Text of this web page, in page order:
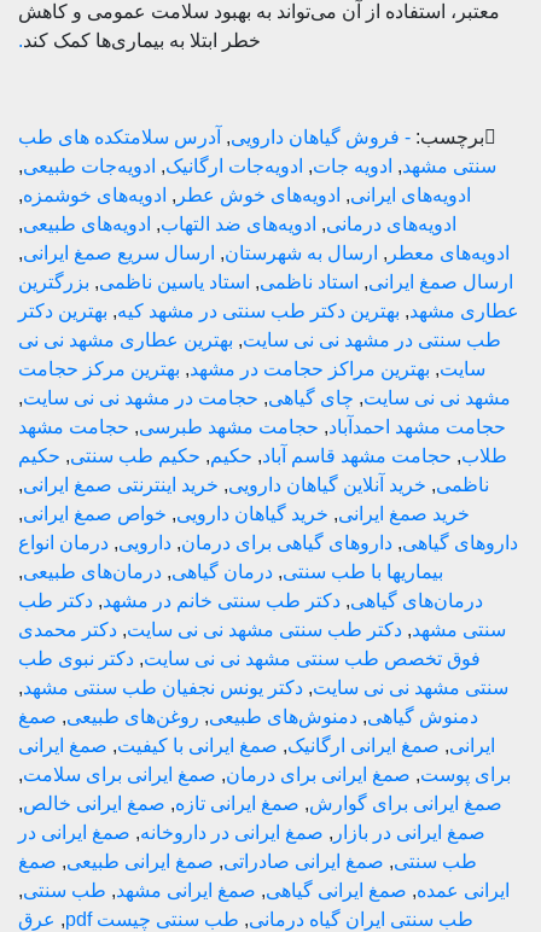
استفاده از آن می‌تواند به بهبود سلامت عمومی و کاهش
خطر ابتلا به بیماری‌ها کمک کند.
- فروش گیاهان دارویی,آدرس سلامتکده های طب
مشهد,ادویه جات ,ادویه‌جات ارگانیک,ادویه‌جات طبیعی,
ایرانی,ادویه‌های خوش عطر,ادویه‌های خوشمزه,
ادویه‌های درمانی,ادویه‌های ضد التهاب,ادویه‌های طبیعی,
معطر,ارسال به شهرستان ,ارسال سریع صمغ ایرانی,
ایرانی,استاد ناظمی,استاد یاسین ناظمی,بزرگترین
مشهد, بهترین دکتر طب سنتی در مشهد کیه ,بهترین دکتر
در مشهد نی نی سایت ,بهترین عطاری مشهد نی نی
بهترین مراکز حجامت در مشهد,بهترین مرکز حجامت
نی سایت ,چای گیاهی,حجامت در مشهد نی نی سایت
مشهد احمدآباد, حجامت مشهد طبرسی, حجامت مشهد
حجامت مشهد قاسم آباد ,حکیم ,حکیم طب سنتی,حکیم
خرید آنلاین گیاهان دارویی,خرید اینترنتی صمغ ایرانی,
صمغ ایرانی,خرید گیاهان دارویی,خواص صمغ ایرانی,
گیاهی,داروهای گیاهی برای درمان ,دارویی,درمان انواع
بیماریها با طب سنتی,درمان گیاهی,درمان‌های طبیعی,
گیاهی,دکتر طب سنتی خانم در مشهد,دکتر طب
مشهد,دکتر طب سنتی مشهد نی نی سایت ,دکتر محمدی
تخصص طب سنتی مشهد نی نی سایت ,دکتر نبوی طب
مشهد نی نی سایت ,دکتر یونس نجفیان طب سنتی مشهد,
گیاهی,دمنوش‌های طبیعی,روغن‌های طبیعی,صمغ
صمغ ایرانی ارگانیک, صمغ ایرانی با کیفیت , صمغ ایرانی
,صمغ ایرانی برای درمان ,صمغ ایرانی برای سلامت ,
برای گوارش ,صمغ ایرانی تازه ,صمغ ایرانی خالص
ایرانی در بازار, صمغ ایرانی در داروخانه صمغ ایرانی در
سنتی,صمغ ایرانی صادراتی , صمغ ایرانی طبیعی , صمغ
عمده صمغ ایرانی گیاهی ,صمغ ایرانی مشهد ,طب سنتی,
سنتی ایران گیاه درمانی,طب سنتی چیست pdf ,عرق